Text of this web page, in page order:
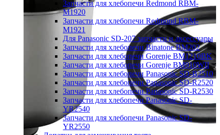
Запчасти для хлебопечи Redmond RBM-
M1920
Запчасти для хлебопечи Redmond RBM-
M1921
Для Panasonic SD-207 запчасти и аксессуары
Запчасти для хлебопечи Binatone BM202
Запчасти для хлебопечи Gorenje BM1210BK
Запчасти для хлебопечи Gorenje BM910WII
Запчасти для хлебопечи Panasonic SD-B2510
Запчасти для хлебопечи Panasonic SD-R2520
Запчасти для хлебопечи Panasonic SD-R2530
Запчасти для хлебопечи Panasonic SD-
YR2540
Запчасти для хлебопечи Panasonic SD-
YR2550